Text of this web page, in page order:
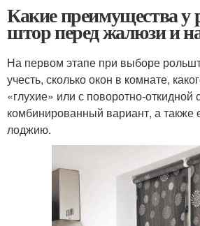
Какие преимущества у
штор перед жалюзи и
На первом этапе при выборе
учесть, сколько окон в комнате,
«глухие» или с поворотно-откидной
комбинированный вариант, а также
лоджию.